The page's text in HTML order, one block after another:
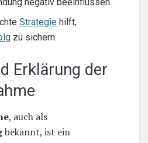
Strategie hilft,
zu sichern.
Erklärung der
, auch als
bekannt, ist ein